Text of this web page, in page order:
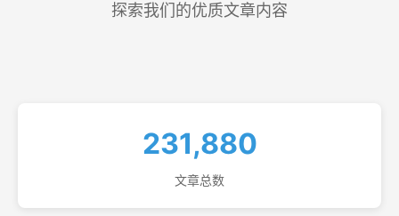
探索我们的优质文章内容
231,880
文章总数